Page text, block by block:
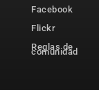
Facebook
Flickr
Reglas de
comunidad